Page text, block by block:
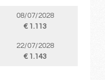
08/07/2028
€ 1.113
22/07/2028
€ 1.143